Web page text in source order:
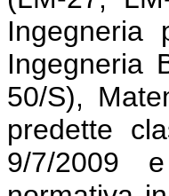
Ingegneria
Ingegneria
50/S),
predette
9/7/2009